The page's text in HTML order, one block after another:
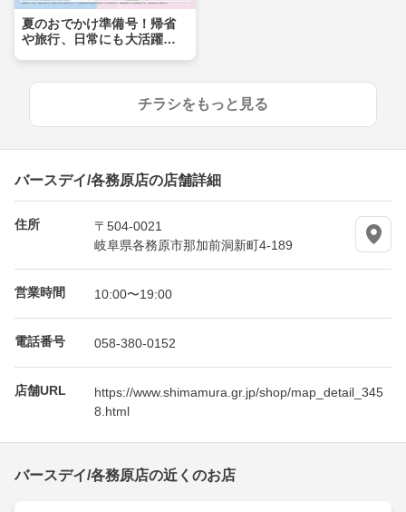
夏のおでかけ準備号！帰省
や旅行、日常にも大活躍ア
チラシをもっと見る
バースデイ/各務原店の店舗詳細
住所
〒504-0021
岐阜県各務原市那加前洞新町4-189
営業時間 10:00〜19:00
電話番号 058-380-0152
店舗URL
https://www.shimamura.gr.jp/shop/map_detail_345
8.html
バースデイ/各務原店の近くのお店